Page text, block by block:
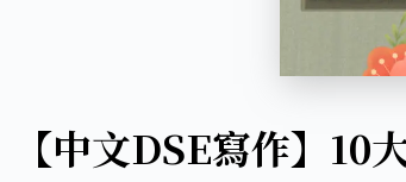
【中文DSE寫作】10